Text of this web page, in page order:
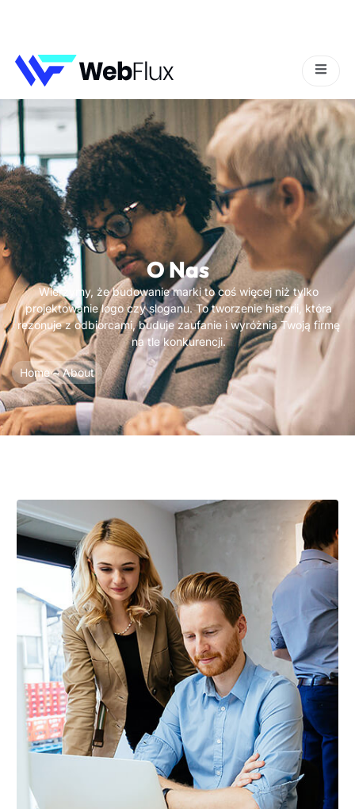
O Nas
Wierzymy, że budowanie marki to coś więcej niż tylko
projektowanie logo czy sloganu. To tworzenie historii, która
rezonuje z odbiorcami, buduje zaufanie i wyróżnia Twoją firmę
na tle konkurencji.
Home~ About